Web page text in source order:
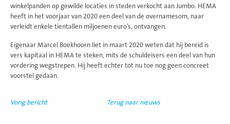
winkelpanden op gewilde locaties in steden verkocht aan Jumbo. HEMA
heeft in het voorjaar van 2020 een deel van de overnamesom, naar
verleidt enkele tientallen miljoenen euro’s, ontvangen.
Eigenaar Marcel Boekhoorn liet in maart 2020 weten dat hij bereid is
vers kapitaal in HEMA te steken, mits de schuldeisers een deel van hun
vordering wegstrepen. Hij heeft echter tot nu toe nog geen concreet
voorstel gedaan.
Vorig bericht Terug naar nieuws